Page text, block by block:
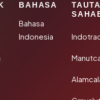
BAHASA
Bahasa
Indonesia